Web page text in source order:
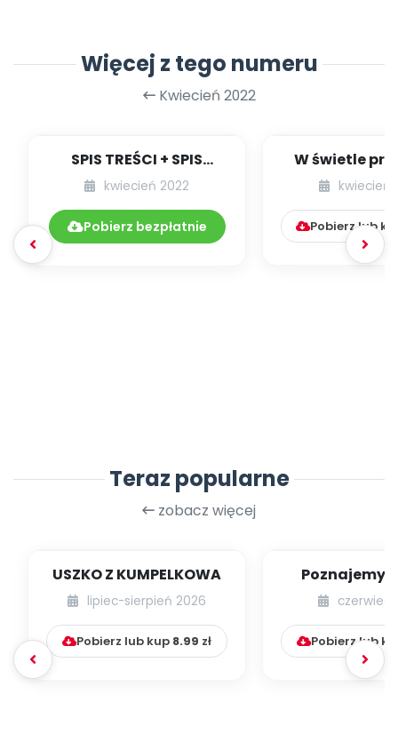
Więcej z tego numeru
Kwiecień 2022
SPIS TREŚCI + SPIS
POMOCY
DYDAKTYCZNYCH
4.247/2022
kwiecień 2022
Pobierz bezpłatnie
W świetle
53] [kącik
kwiecień
Pobierz lub
Teraz popularne
zobacz więcej
USZKO Z KUMPELKOWA
lipiec-sierpień 2026
Pobierz lub kup 8.99 zł
Poznajemy
czerwiec
Pobierz lub